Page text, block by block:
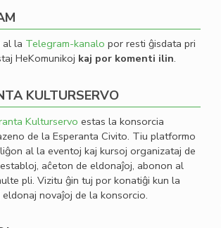
al la Telegram-kanalo por resti ĝisdata pri
HeKomunikoj kaj por komenti ilin.
KULTURSERVO
Kulturservo estas la konsorcia
de la Esperanta Civito. Tiu platformo
al la eventoj kaj kursoj organizataj de
aĉeton de eldonaĵoj, abonon al
pli. Vizitu ĝin tuj por konatiĝi kun la
eldonaj novaĵoj de la konsorcio.